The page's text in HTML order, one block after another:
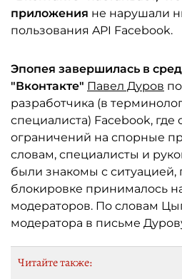
приложения не нарушали
пользования API Facebook.
Эпопея завершилась в
"Вконтакте" Павел Дуров
разработчика (в
специалиста) Facebook,
ограничений на спорные
словам, специалисты и
были знакомы с ситуацией,
блокировке принималось
модераторов. По словам
модератора в письме
Читайте также: